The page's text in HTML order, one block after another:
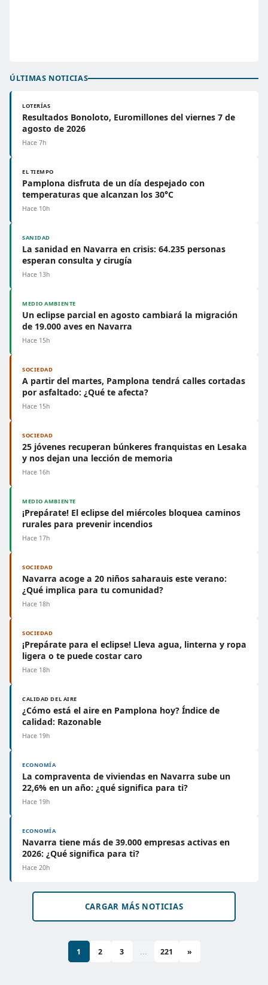
ÚLTIMAS NOTICIAS
LOTERÍAS
Resultados Bonoloto, Euromillones del viernes 7 de
agosto de 2026
Hace 7h
EL TIEMPO
Pamplona disfruta de un día despejado con
temperaturas que alcanzan los 30°C
Hace 10h
SANIDAD
La sanidad en Navarra en crisis: 64.235 personas
esperan consulta y cirugía
Hace 13h
MEDIO AMBIENTE
Un eclipse parcial en agosto cambiará la migración
de 19.000 aves en Navarra
Hace 15h
SOCIEDAD
A partir del martes, Pamplona tendrá calles cortadas
por asfaltado: ¿Qué te afecta?
Hace 15h
SOCIEDAD
25 jóvenes recuperan búnkeres franquistas en Lesaka
y nos dejan una lección de memoria
Hace 16h
MEDIO AMBIENTE
¡Prepárate! El eclipse del miércoles bloquea caminos
rurales para prevenir incendios
Hace 17h
SOCIEDAD
Navarra acoge a 20 niños saharauis este verano:
¿Qué implica para tu comunidad?
Hace 18h
SOCIEDAD
¡Prepárate para el eclipse! Lleva agua, linterna y ropa
ligera o te puede costar caro
Hace 18h
CALIDAD DEL AIRE
¿Cómo está el aire en Pamplona hoy? Índice de
calidad: Razonable
Hace 19h
ECONOMÍA
La compraventa de viviendas en Navarra sube un
22,6% en un año: ¿qué significa para ti?
Hace 19h
ECONOMÍA
Navarra tiene más de 39.000 empresas activas en
2026: ¿Qué significa para ti?
Hace 20h
CARGAR MÁS NOTICIAS
1 2 3 ... 221 »